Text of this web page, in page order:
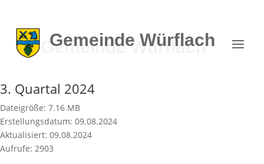
Gemeinde Würflach
3. Quartal 2024
Dateigröße: 7.16 MB
Erstellungsdatum: 09.08.2024
Aktualisiert: 09.08.2024
Aufrufe: 2903